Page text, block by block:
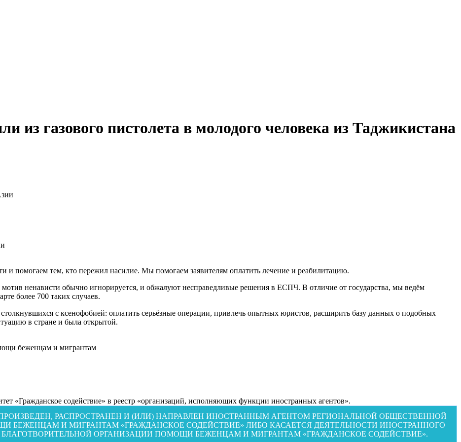
из газового пистолета в молодого человека из Таджикистана
и помогаем тем, кто пережил насилие. Мы помогаем заявителям оплатить лечение и реабилитацию.
ненависти обычно игнорируется, и обжалуют несправедливые решения в ЕСПЧ. В отличие от государства, мы ведём
более 700 таких случаев.
с ксенофобией: оплатить серьёзные операции, привлечь опытных юристов, расширить базу данных о подобных
в стране и была открытой.
беженцам и мигрантам
«Гражданское содействие» в реестр «организаций, исполняющих функции иностранных агентов».
РАСПРОСТРАНЕН И (ИЛИ) НАПРАВЛЕН ИНОСТРАННЫМ АГЕНТОМ РЕГИОНАЛЬНОЙ ОБЩЕСТВЕННОЙ
БЕЖЕНЦАМ И МИГРАНТАМ «ГРАЖДАНСКОЕ СОДЕЙСТВИЕ» ЛИБО КАСАЕТСЯ ДЕЯТЕЛЬНОСТИ ИНОСТРАННОГО
ОРГАНИЗАЦИИ ПОМОЩИ БЕЖЕНЦАМ И МИГРАНТАМ «ГРАЖДАНСКОЕ СОДЕЙСТВИЕ».